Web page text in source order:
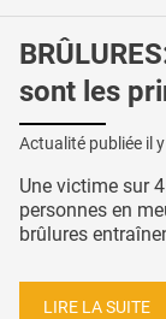
sont les
Actualité publiée il
Une victime sur
personnes en
brûlures
LIRE LA SUITE